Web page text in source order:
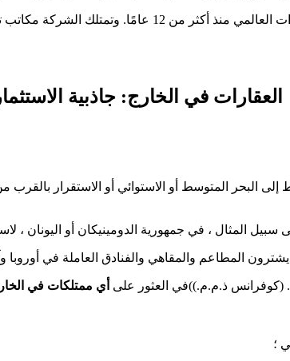
العقارات في الخارج: جاذبية
إلى البحر المتوسط أو الاستوائي أو الاستقرار
، في جمهورية الدومينيكان أو اليونان ،
يشترون المطاعم والمقاهي والفنادق العاملة في
أي ممتلكات في
؛